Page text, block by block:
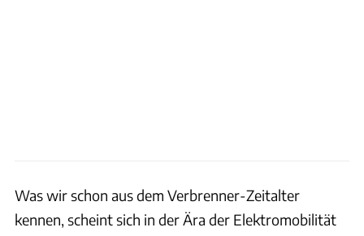
Was wir schon aus dem Verbrenner-Zeitalter
kennen, scheint sich in der Ära der Elektromobilität